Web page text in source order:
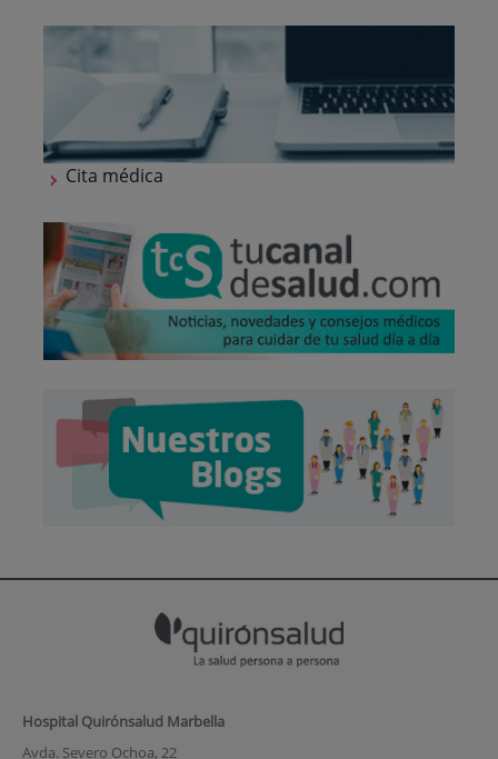
Cita médica
Hospital Quirónsalud Marbella
Avda. Severo Ochoa, 22